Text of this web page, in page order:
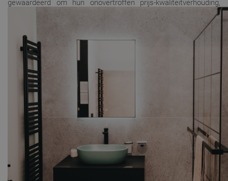
gewaardeerd om hun onovertroffen prijs-kwaliteitverhouding,
moderne uitstraling, duurzaamheid en functionaliteit. Als
producent van badkameruitrusting helpen wij onze klanten
badkamers te creëren die aan hun dromen voldoen.